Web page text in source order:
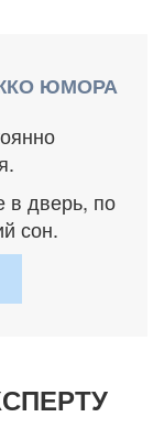
ЮМОРА
дверь, по
сон.